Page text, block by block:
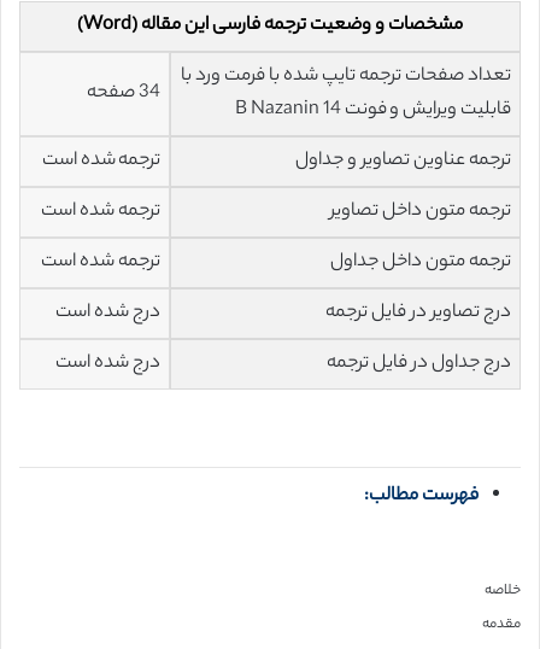
مشخصات و وضعیت ترجمه فارسی این مقاله (Word)
تعداد صفحات ترجمه تایپ شده با فرمت ورد با
قابلیت ویرایش و فونت 14 B Nazanin
34 صفحه
ترجمه عناوین تصاویر و جداول
ترجمه شده است
ترجمه متون داخل تصاویر
ترجمه شده است
ترجمه متون داخل جداول
ترجمه شده است
درج تصاویر در فایل ترجمه
درج شده است
درج جداول در فایل ترجمه
درج شده است
فهرست مطالب:
خلاصه
مقدمه